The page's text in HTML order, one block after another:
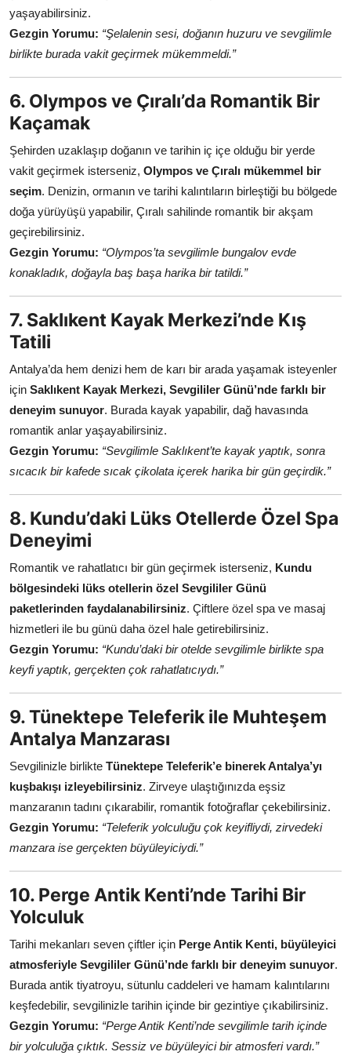
yaşayabilirsiniz.
Gezgin Yorumu: “Şelalenin sesi, doğanın huzuru ve sevgilimle
birlikte burada vakit geçirmek mükemmeldi.”
6. Olympos ve Çıralı’da Romantik Bir
Kaçamak
Şehirden uzaklaşıp doğanın ve tarihin iç içe olduğu bir yerde
vakit geçirmek isterseniz, Olympos ve Çıralı mükemmel bir
seçim. Denizin, ormanın ve tarihi kalıntıların birleştiği bu bölgede
doğa yürüyüşü yapabilir, Çıralı sahilinde romantik bir akşam
geçirebilirsiniz.
Gezgin Yorumu: “Olympos’ta sevgilimle bungalov evde
konakladık, doğayla baş başa harika bir tatildi.”
7. Saklıkent Kayak Merkezi’nde Kış
Tatili
Antalya’da hem denizi hem de karı bir arada yaşamak isteyenler
için Saklıkent Kayak Merkezi, Sevgililer Günü’nde farklı bir
deneyim sunuyor. Burada kayak yapabilir, dağ havasında
romantik anlar yaşayabilirsiniz.
Gezgin Yorumu: “Sevgilimle Saklıkent’te kayak yaptık, sonra
sıcacık bir kafede sıcak çikolata içerek harika bir gün geçirdik.”
8. Kundu’daki Lüks Otellerde Özel Spa
Deneyimi
Romantik ve rahatlatıcı bir gün geçirmek isterseniz, Kundu
bölgesindeki lüks otellerin özel Sevgililer Günü
paketlerinden faydalanabilirsiniz. Çiftlere özel spa ve masaj
hizmetleri ile bu günü daha özel hale getirebilirsiniz.
Gezgin Yorumu: “Kundu’daki bir otelde sevgilimle birlikte spa
keyfi yaptık, gerçekten çok rahatlatıcıydı.”
9. Tünektepe Teleferik ile Muhteşem
Antalya Manzarası
Sevgilinizle birlikte Tünektepe Teleferik’e binerek Antalya’yı
kuşbakışı izleyebilirsiniz. Zirveye ulaştığınızda eşsiz
manzaranın tadını çıkarabilir, romantik fotoğraflar çekebilirsiniz.
Gezgin Yorumu: “Teleferik yolculuğu çok keyifliydi, zirvedeki
manzara ise gerçekten büyüleyiciydi.”
10. Perge Antik Kenti’nde Tarihi Bir
Yolculuk
Tarihi mekanları seven çiftler için Perge Antik Kenti, büyüleyici
atmosferiyle Sevgililer Günü’nde farklı bir deneyim sunuyor.
Burada antik tiyatroyu, sütunlu caddeleri ve hamam kalıntılarını
keşfedebilir, sevgilinizle tarihin içinde bir gezintiye çıkabilirsiniz.
Gezgin Yorumu: “Perge Antik Kenti’nde sevgilimle tarih içinde
bir yolculuğa çıktık. Sessiz ve büyüleyici bir atmosferi vardı.”